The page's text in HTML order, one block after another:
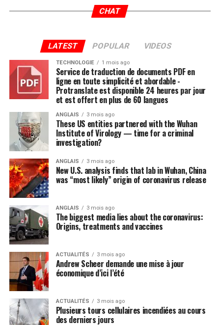
CHAT
LATEST POPULAR VIDEOS
TECHNOLOGIE 1 mois ago
Service de traduction de documents PDF en
ligne en toute simplicité et abordable -
Protranslate est disponible 24 heures par jour
et est offert en plus de 60 langues
ANGLAIS 3 mois ago
These US entities partnered with the Wuhan
Institute of Virology — time for a criminal
investigation?
ANGLAIS 3 mois ago
New U.S. analysis finds that lab in Wuhan, China
was “most likely” origin of coronavirus release
ANGLAIS 3 mois ago
The biggest media lies about the coronavirus:
Origins, treatments and vaccines
ACTUALITÉS 3 mois ago
Andrew Scheer demande une mise à jour
économique d’ici l’été
ACTUALITÉS 3 mois ago
Plusieurs tours cellulaires incendiées au cours
des derniers jours